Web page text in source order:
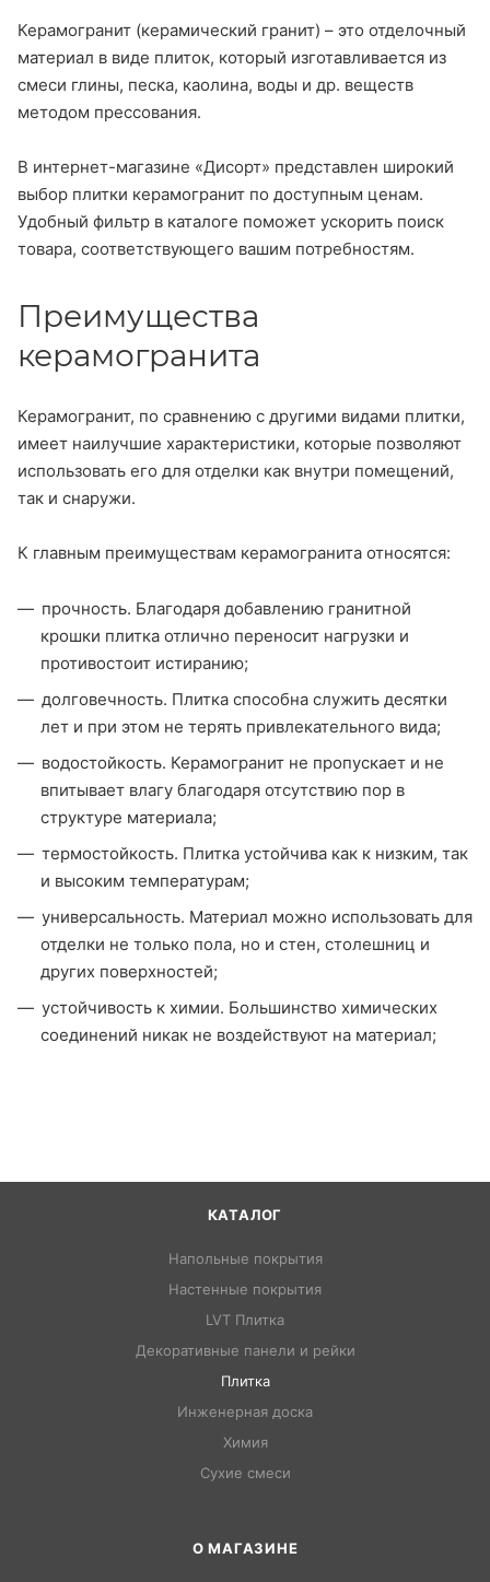
Керамогранит (керамический гранит) – это отделочный
материал в виде плиток, который изготавливается из
смеси глины, песка, каолина, воды и др. веществ
методом прессования.
В интернет-магазине «Дисорт» представлен широкий
выбор плитки керамогранит по доступным ценам.
Удобный фильтр в каталоге поможет ускорить поиск
товара, соответствующего вашим потребностям.
Преимущества
керамогранита
Керамогранит, по сравнению с другими видами плитки,
имеет наилучшие характеристики, которые позволяют
использовать его для отделки как внутри помещений,
так и снаружи.
К главным преимуществам керамогранита относятся:
прочность. Благодаря добавлению гранитной
крошки плитка отлично переносит нагрузки и
противостоит истиранию;
долговечность. Плитка способна служить десятки
лет и при этом не терять привлекательного вида;
водостойкость. Керамогранит не пропускает и не
впитывает влагу благодаря отсутствию пор в
структуре материала;
термостойкость. Плитка устойчива как к низким, так
и высоким температурам;
универсальность. Материал можно использовать для
отделки не только пола, но и стен, столешниц и
других поверхностей;
устойчивость к химии. Большинство химических
соединений никак не воздействуют на материал;
КАТАЛОГ
Напольные покрытия
Настенные покрытия
LVT Плитка
Декоративные панели и рейки
Плитка
Инженерная доска
Химия
Сухие смеси
О МАГАЗИНЕ